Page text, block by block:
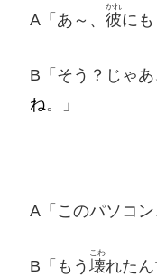
A「あ～、彼
かれ
に
B「そう？じゃ
ね。」
A「このパソコン
B「もう壊
こわ
れた